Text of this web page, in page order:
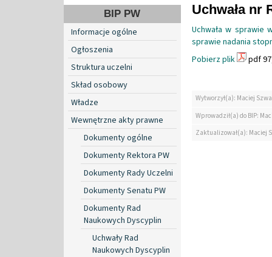
BIP PW
Informacje ogólne
Ogłoszenia
Struktura uczelni
Skład osobowy
Władze
Wewnętrzne akty prawne
Dokumenty ogólne
Dokumenty Rektora PW
Dokumenty Rady Uczelni
Dokumenty Senatu PW
Dokumenty Rad
Naukowych Dyscyplin
Uchwały Rad
Naukowych Dyscyplin
Uchwała nr
Uchwała w sprawie
sprawie nadania
Pobierz plik
pdf
Wytworzył(a): Maciej
Wprowadził(a) do BIP:
Zaktualizował(a): Maciej